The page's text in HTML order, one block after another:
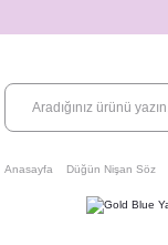
Anasayfa Düğün Nişan Söz